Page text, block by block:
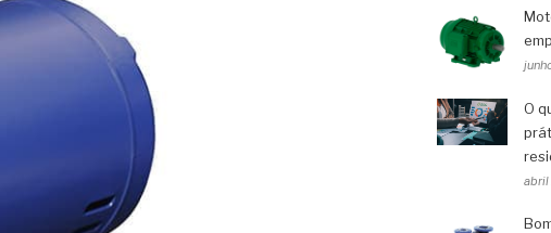
O
abril